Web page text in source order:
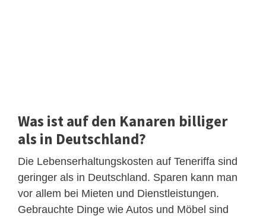
Was ist auf den Kanaren billiger
als in Deutschland?
Die Lebenserhaltungskosten auf Teneriffa sind
geringer als in Deutschland. Sparen kann man
vor allem bei Mieten und Dienstleistungen.
Gebrauchte Dinge wie Autos und Möbel sind